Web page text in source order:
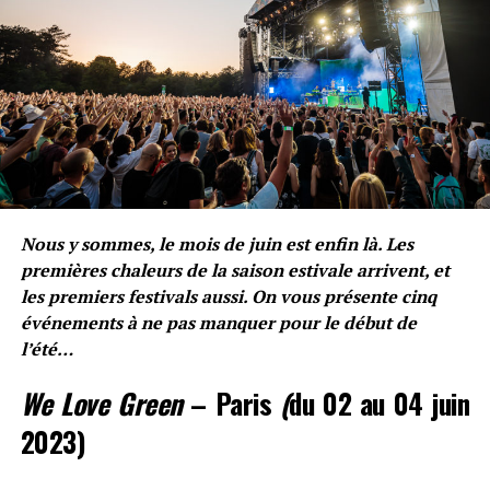
En constante évolution artistique, le rappeur se montre
sous une version différente de celle qu’il avait avalé en
Freeze Corleone ayant récemment performé sur du
Smoke– les siennes vont deYung LeanàNujabesen
passant parColdplay. Production de haute voltige,
l’écoute de l’album s’apparente à une descente sous
étoile de la route arc-en-ciel, entre envolées épiques sur
CyberTruckouQui-Gon Jinn
Passionné du 7ème art, le projet – comme les
Nous y sommes, le mois de juin est enfin là. Les
premières chaleurs de la saison estivale arrivent, et
les premiers festivals aussi. On vous présente cinq
événements à ne pas manquer pour le début de
l’été…
We Love Green– Paris (du 02 au 04 juin
2023)